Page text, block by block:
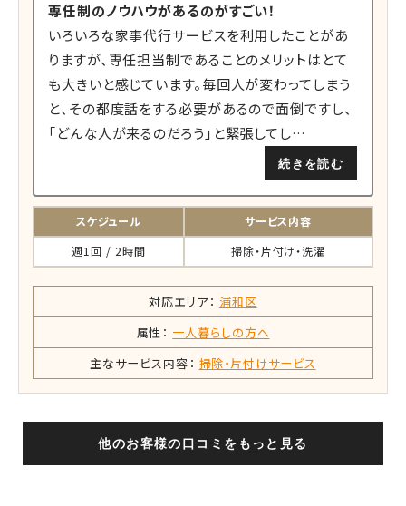
専任制のノウハウがあるのがすごい！
いろいろな家事代行サービスを利用したことがあ
りますが、専任担当制であることのメリットはとて
も大きいと感じています。毎回人が変わってしまう
と、その都度話をする必要があるので面倒ですし、
「どんな人が来るのだろう」と緊張してし…
続きを読む
スケジュール
サービス内容
週1回 / 2時間
掃除・片付け・洗濯
対応エリア： 浦和区
属性： 一人暮らしの方へ
主なサービス内容： 掃除・片付けサービス
他のお客様の口コミをもっと見る